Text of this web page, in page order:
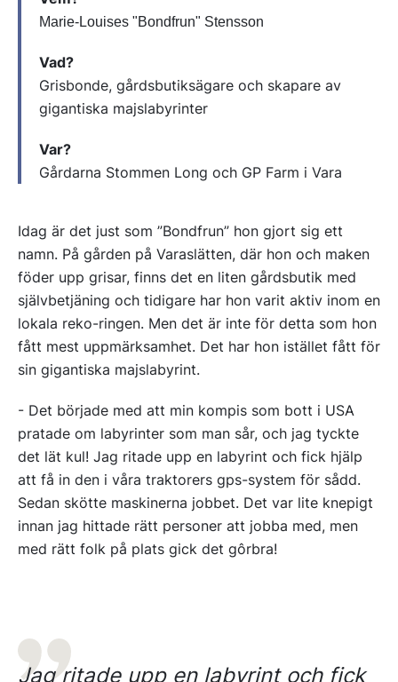
Marie-Louises "Bondfrun" Stensson
Vad?
Grisbonde, gårdsbutiksägare och skapare av
gigantiska majslabyrinter
Var?
Gårdarna Stommen Long och GP Farm i Vara
Idag är det just som ”Bondfrun” hon gjort sig ett
namn. På gården på Varaslätten, där hon och maken
föder upp grisar, finns det en liten gårdsbutik med
självbetjäning och tidigare har hon varit aktiv inom en
lokala reko-ringen. Men det är inte för detta som hon
fått mest uppmärksamhet. Det har hon istället fått för
sin gigantiska majslabyrint.
- Det började med att min kompis som bott i USA
pratade om labyrinter som man sår, och jag tyckte
det lät kul! Jag ritade upp en labyrint och fick hjälp
att få in den i våra traktorers gps-system för sådd.
Sedan skötte maskinerna jobbet. Det var lite knepigt
innan jag hittade rätt personer att jobba med, men
med rätt folk på plats gick det gôrbra!
Jag ritade upp en labyrint och fick